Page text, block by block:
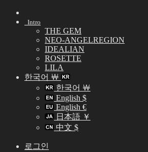
Skip
Intro
THE GEM
NEO-ANGELREGION
IDEALIAN
ROSETTE
LILA
한국어 ￦
한국어 ￦
English $
English €
日本語 ￥
中文 $
로그인